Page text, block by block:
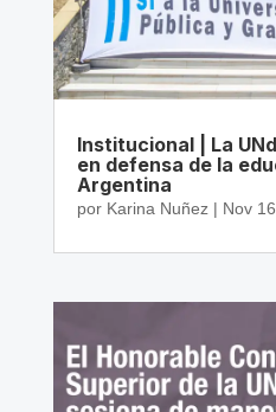
Institucional | La
en defensa de la
Argentina
por Karina Nuñez| Nov